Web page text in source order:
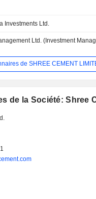
Investments Ltd.
Ltd. (Investment
de SHREE CEMENT
de la Société: Shree